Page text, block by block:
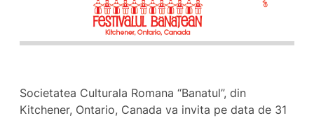
Societatea Culturala Romana “Banatul”, din
Kitchener, Ontario, Canada va invita pe data de 31